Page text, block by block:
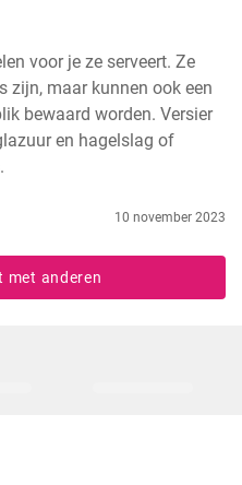
voor je ze serveert. Ze
zijn, maar kunnen ook een
bewaard worden. Versier
en hagelslag of
10 november 2023
met anderen